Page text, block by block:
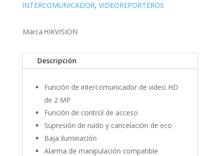
INTERCOMUNICADOR, VIDEOREPORTEROS
Marca HIKVISION
Descripción
Función de intercomunicador de video HD
de 2 MP
Función de control de acceso
Supresión de ruido y cancelación de eco
Baja iluminación
Alarma de manipulación compatible